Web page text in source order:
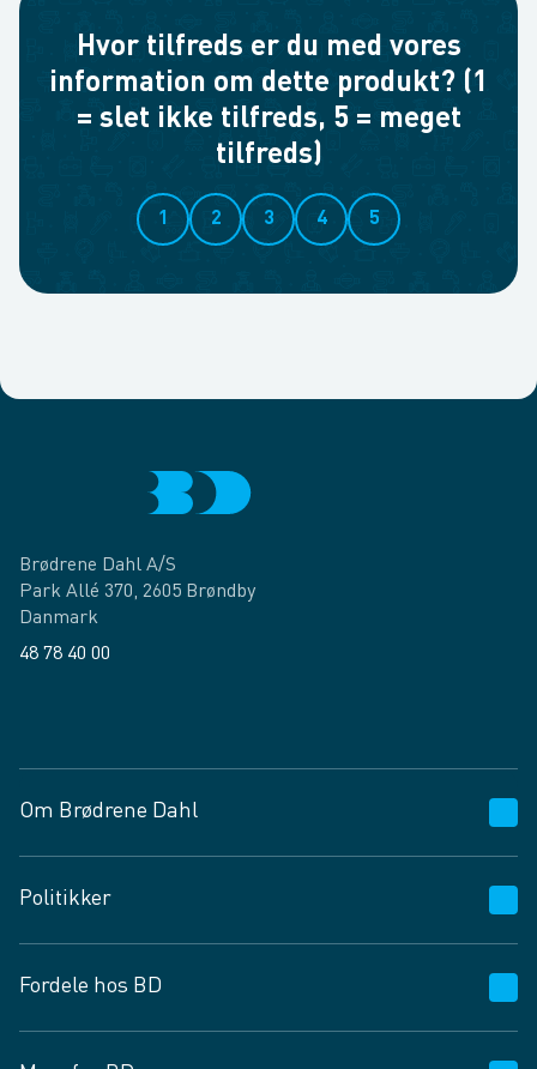
Hvor tilfreds er du med vores
information om dette produkt? (1
= slet ikke tilfreds, 5 = meget
tilfreds)
1 2 3 4 5
Brødrene Dahl A/S
Park Allé 370, 2605 Brøndby
Danmark
48 78 40 00
Om Brødrene Dahl
Vagttelefon 30 10 89 89
Spørgsmål og svar
Job og karriere
Fødevarekontrolrapport
Politikker
Privatlivspolitik
Cookies
Fordele hos BD